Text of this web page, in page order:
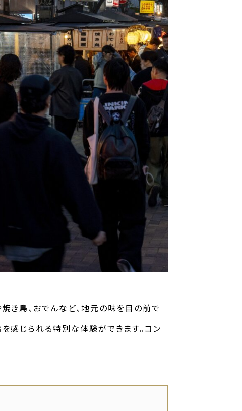
き鳥、おでんなど、地元の味を目の前で
感じられる特別な体験ができます。コン